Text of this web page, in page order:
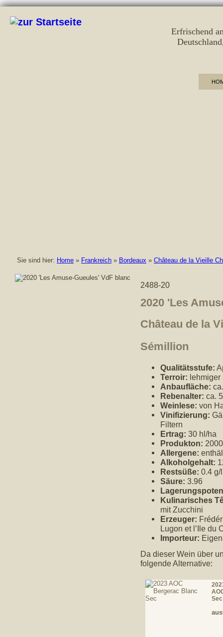
Erfrischend
Deutschland
Sie sind hier: Home » Frankreich » Bordeaux » Château de la Vieille
2488-20
2020 'Les
Château de la
Sémillion
Qualitätsstufe:
Terroir: lehmiger
Anbaufläche:
Rebenalter: ca.
Weinlese: von
Vinifizierung:
Filtern
Ertrag: 30 hl/ha
Produkton:
Allergene:
Alkoholgehalt:
Restsüße: 0.4 g/l
Säure: 3.96
Kulinarisches
mit Zucchini
Erzeuger:
Lugon et l’Ile du
Importeur:
Da dieser Wein über
folgende Alternative:
Sec